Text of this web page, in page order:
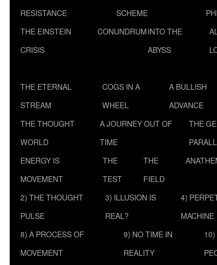
RESISTANCE
SCHEME
THE EINSTEIN
CRISIS
CONUNDRUMINTO THE
ABYSS
THE ETERNAL
STREAM
COGS IN A
WHEEL
A BULLISH
ADVANCE
THE THOUGHT
WORLD
A JOURNEY OUT OF
TIME
THE
ENERGY IS
MOVEMENT
THE
TEST
THE
FIELD
2) THE THOUGHT
PULSE
3) ILLUSION IS
REAL?
4)
MACHINE
8) A PROCESS OF
MOVEMENT
9) NO TIME IN
REALITY